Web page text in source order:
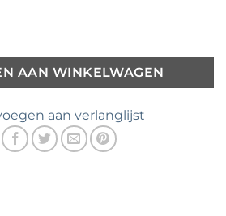
Black aantal
AAN WINKELWAGEN
aan verlanglijst